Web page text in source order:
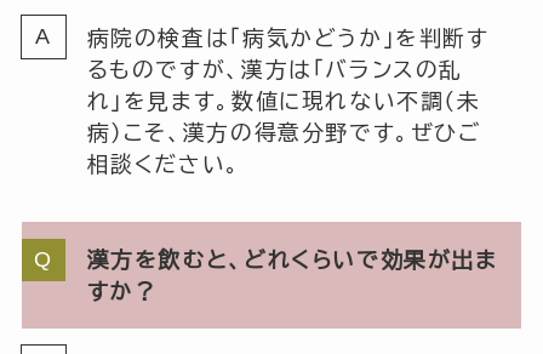
病院の検査は「病気かどうか」を判断す
るものですが、漢方は「バランスの乱
れ」を見ます。数値に現れない不調（未
病）こそ、漢方の得意分野です。ぜひご
相談ください。
漢方を飲むと、どれくらいで効果が出ま
すか？